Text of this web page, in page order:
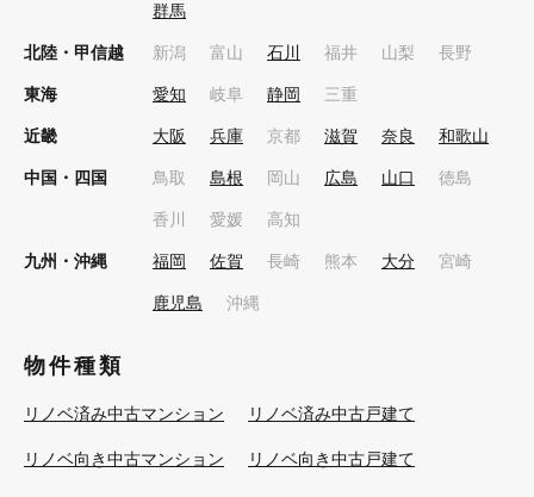
群馬
北陸・甲信越 新潟 富山 石川 福井 山梨 長野
東海 愛知 岐阜 静岡 三重
近畿 大阪 兵庫 京都 滋賀 奈良 和歌山
中国・四国 鳥取 島根 岡山 広島 山口 徳島
香川 愛媛 高知
九州・沖縄 福岡 佐賀 長崎 熊本 大分 宮崎
鹿児島 沖縄
物件種類
リノベ済み中古マンション リノベ済み中古戸建て
リノベ向き中古マンション リノベ向き中古戸建て